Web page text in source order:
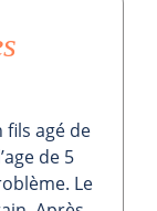
agé de
de 5
Le